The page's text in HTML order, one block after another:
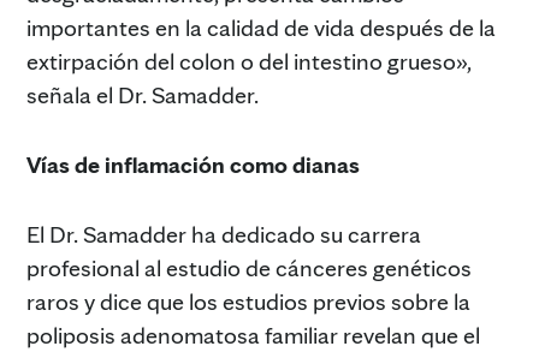
importantes en la calidad de vida después de la
extirpación del colon o del intestino grueso»,
señala el Dr. Samadder.
Vías de inflamación como dianas
El Dr. Samadder ha dedicado su carrera
profesional al estudio de cánceres genéticos
raros y dice que los estudios previos sobre la
poliposis adenomatosa familiar revelan que el